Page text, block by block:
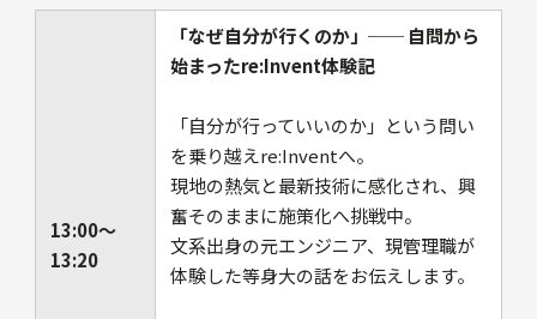
13:00〜
13:20
「なぜ自分が行くのか」── 自問から
始まったre:Invent体験記
「自分が行っていいのか」という問い
を乗り越えre:Inventへ。
現地の熱気と最新技術に感化され、興
奮そのままに施策化へ挑戦中。
文系出身の元エンジニア、現管理職が
体験した等身大の話をお伝えします。